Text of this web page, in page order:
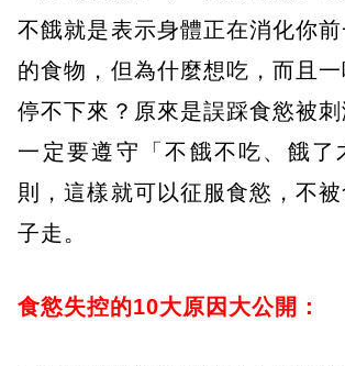
不餓就是表示身體正在消化你
的食物，但為什麼想吃，而且
停不下來？原來是誤踩食慾被刺
一定要遵守「不餓不吃、餓了
則，這樣就可以征服食慾，不
子走。
食慾失控的10大原因大公開：